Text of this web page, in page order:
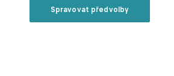
Spravovat předvolby